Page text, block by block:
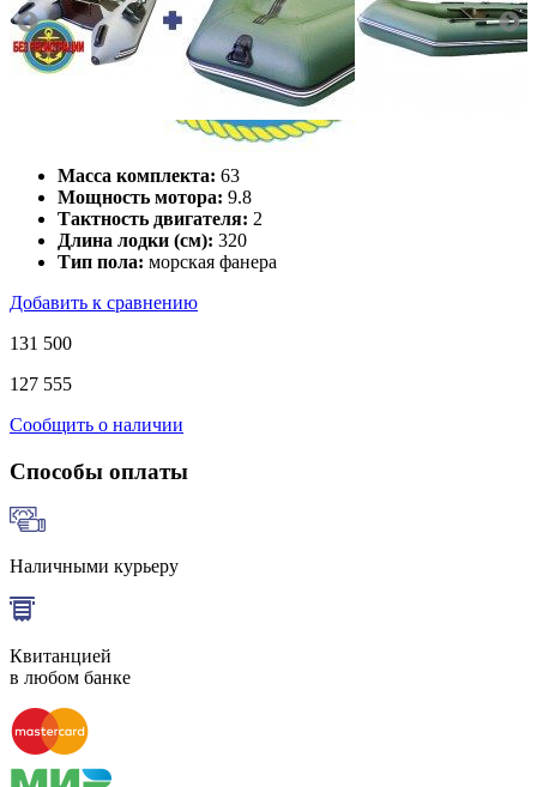
Масса комплекта: 63
Мощность мотора: 9.8
Тактность двигателя: 2
Длина лодки (см): 320
Тип пола: морская фанера
Добавить к сравнению
131 500
127 555
Сообщить о наличии
Способы оплаты
Наличными курьеру
Квитанцией
в любом банке